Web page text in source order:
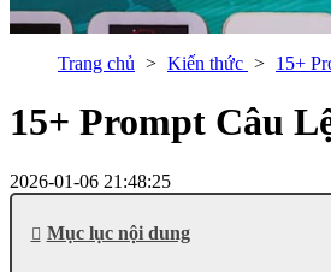
Trang chủ Kiến thức 15+
15+ Prompt Câu
2026-01-06 21:48:25
Mục lục nội dung